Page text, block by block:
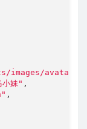
images/
小妹" ,
,